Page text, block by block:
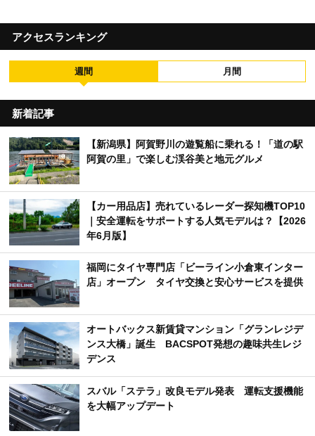
アクセスランキング
週間 月間
新着記事
【新潟県】阿賀野川の遊覧船に乗れる！「道の駅
阿賀の里」で楽しむ渓谷美と地元グルメ
【カー用品店】売れているレーダー探知機TOP10
｜安全運転をサポートする人気モデルは？【2026
年6月版】
福岡にタイヤ専門店「ビーライン小倉東インター
店」オープン タイヤ交換と安心サービスを提供
オートバックス新賃貸マンション「グランレジデ
ンス大橋」誕生 BACSPOT発想の趣味共生レジ
デンス
スバル「ステラ」改良モデル発表 運転支援機能
を大幅アップデート